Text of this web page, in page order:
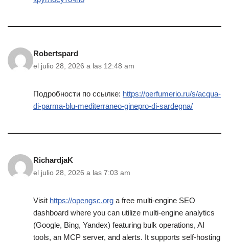
Robertspard
el julio 28, 2026 a las 12:48 am
Подробности по ссылке: https://perfumerio.ru/s/acqua-
di-parma-blu-mediterraneo-ginepro-di-sardegna/
RichardjaK
el julio 28, 2026 a las 7:03 am
Visit https://opengsc.org a free multi-engine SEO
dashboard where you can utilize multi-engine analytics
(Google, Bing, Yandex) featuring bulk operations, AI
tools, an MCP server, and alerts. It supports self-hosting